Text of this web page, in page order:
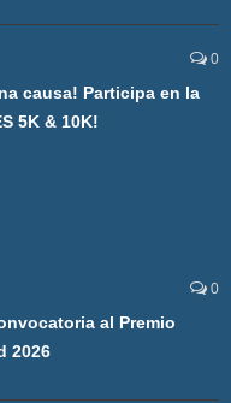
0
causa! Participa en la
5K & 10K!
0
al Premio
2026